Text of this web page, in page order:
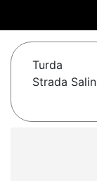
Turda
Strada